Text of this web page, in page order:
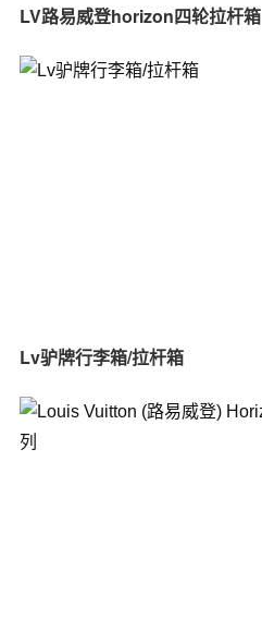
LV路易威登horizon四轮拉杆箱
Lv驴牌行李箱/拉杆箱